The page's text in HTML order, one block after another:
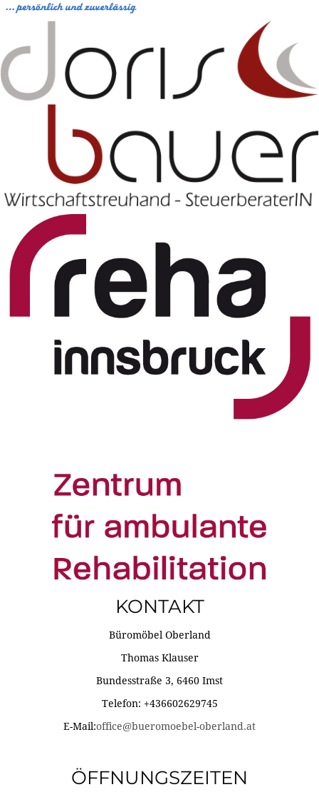
KONTAKT
Büromöbel Oberland
Thomas Klauser
Bundesstraße 3, 6460 Imst
Telefon: +436602629745
E-Mail:office@bueromoebel-oberland.at
ÖFFNUNGSZEITEN